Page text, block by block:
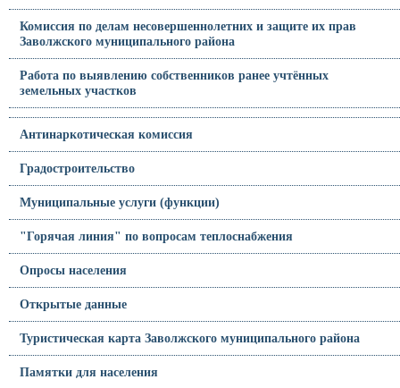
Комиссия по делам несовершеннолетних и защите их прав
Заволжского муниципального района
Работа по выявлению собственников ранее учтённых
земельных участков
Антинаркотическая комиссия
Градостроительство
Муниципальные услуги (функции)
"Горячая линия" по вопросам теплоснабжения
Опросы населения
Открытые данные
Туристическая карта Заволжского муниципального района
Памятки для населения